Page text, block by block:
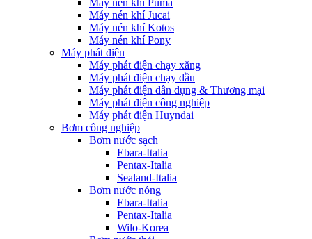
Máy nén khí Jucai
Máy nén khí Kotos
Máy nén khí Pony
Máy phát điện
Máy phát điện chạy xăng
Máy phát điện chạy dầu
Máy phát điện dân dụng & Thương mại
Máy phát điện công nghiệp
Máy phát điện Huyndai
Bơm công nghiệp
Bơm nước sạch
Ebara-Italia
Pentax-Italia
Sealand-Italia
Bơm nước nóng
Ebara-Italia
Pentax-Italia
Wilo-Korea